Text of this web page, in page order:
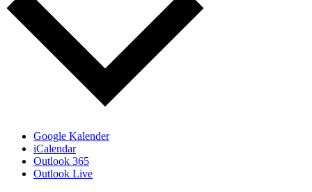
Google Kalender
iCalendar
Outlook 365
Outlook Live